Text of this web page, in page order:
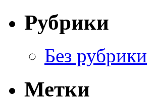
Рубрики
Без рубрики
Метки